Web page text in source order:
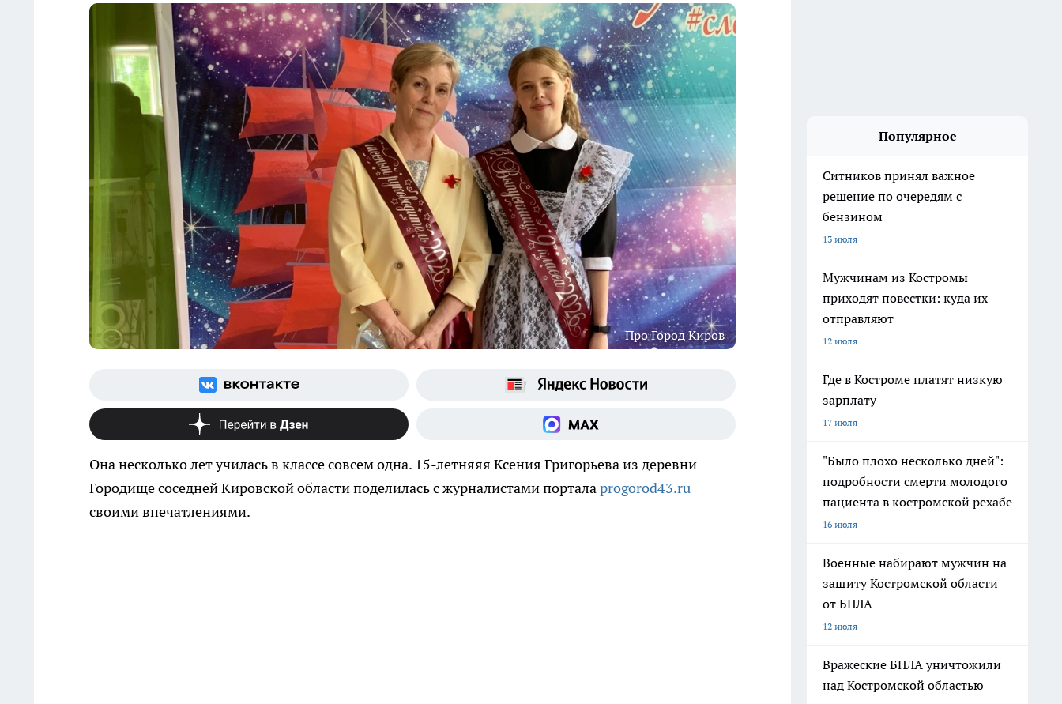
Про Город Киров
Она несколько лет училась в классе совсем одна. 15-летняяя Ксения Григорьева из деревни
Городище соседней Кировской области поделилась с журналистами порталаprogorod43.ru
своими впечатлениями.
Популярное
Ситников принял важное
решение по очередям с
бензином
13 июля
Мужчинам из Костромы
приходят повестки: куда их
отправляют
12 июля
Где в Костроме платят низкую
зарплату
17 июля
"Было плохо несколько дней":
подробности смерти молодого
пациента в костромской рехабе
16 июля
Военные набирают мужчин на
защиту Костромской области
от БПЛА
12 июля
Вражеские БПЛА уничтожили
над Костромской областью